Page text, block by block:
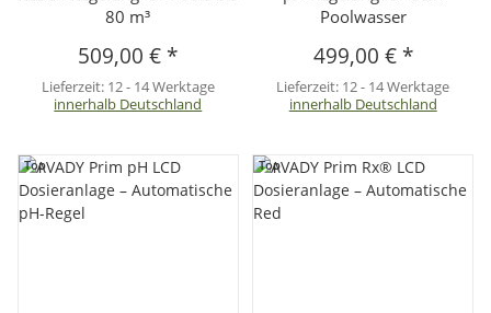
80 m³
509,00 € *
Lieferzeit: 12 - 14 Werktage
innerhalb Deutschland
Poolwasser
499,00 € *
Lieferzeit: 12 - 14 Werktage
innerhalb Deutschland
Top Top